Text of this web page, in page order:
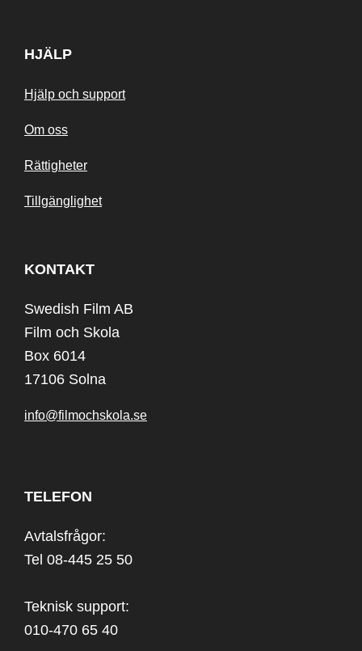
HJÄLP
Hjälp och support
Om oss
Rättigheter
Tillgänglighet
KONTAKT
Swedish Film AB
Film och Skola
Box 6014
17106 Solna
info@filmochskola.se
TELEFON
Avtalsfrågor:
Tel 08-445 25 50
Teknisk support:
010-470 65 40